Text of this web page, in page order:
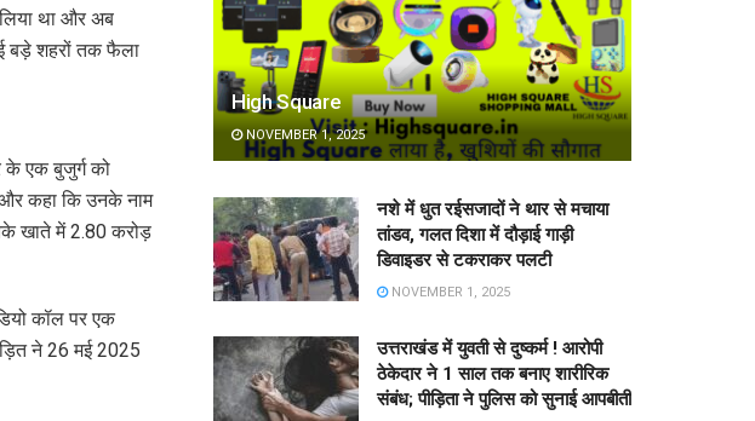
था और अब
बड़े शहरों तक फैला
के एक बुजुर्ग को
कहा कि उनके नाम
खाते में 2.80 करोड़
कॉल पर एक
ने 26 मई 2025
High Square
NOVEMBER 1, 2025
नशे में धुत रईसजादों ने थार से मचाया
तांडव, गलत दिशा में दौड़ाई गाड़ी
डिवाइडर से टकराकर पलटी
NOVEMBER 1, 2025
उत्तराखंड में युवती से दुष्कर्म ! आरोपी
ठेकेदार ने 1 साल तक बनाए शारीरिक
संबंध; पीड़िता ने पुलिस को सुनाई आपबीती